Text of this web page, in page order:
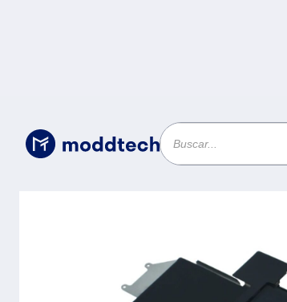
Uncategorized /Bateria para Laptop
MacBook Air 13